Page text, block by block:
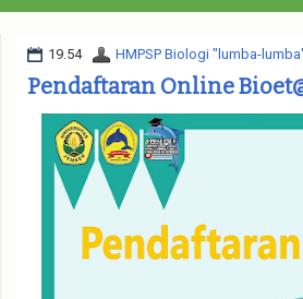
19.54 HMPSP Biologi "lumba-
Pendaftaran Online